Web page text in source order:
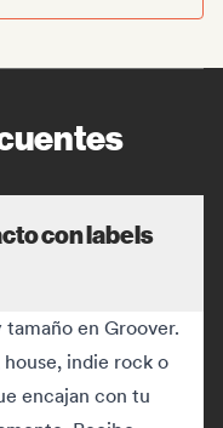
con labels
en Groover.
indie rock o
encajan con tu